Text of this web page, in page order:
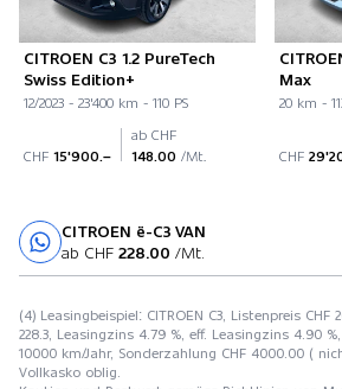
CITROEN C3 1.2 PureTech
Swiss Edition+
12/2023 - 23'400 km - 110 PS
CHF 15'900.–
ab CHF
148.00 /Mt.
Max
20 km -
CHF
CITROEN ë-C3 VAN
ab CHF 228.00 /Mt.
(4) Leasingbeispiel: CITROEN C3, Listenpreis CHF
228.3, Leasingzins 4.79 %, eff. Leasingzins 4.90
10000 km/Jahr, Sonderzahlung CHF 4000.00 (
Vollkasko oblig.